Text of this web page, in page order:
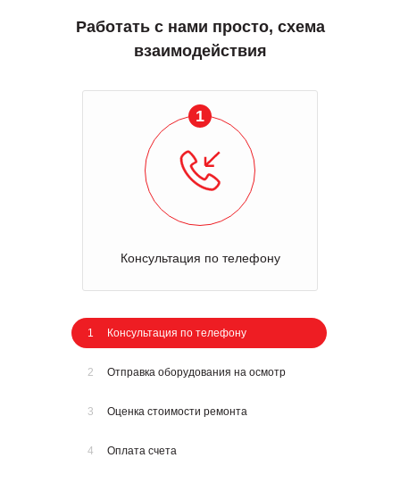
Работать с нами просто, схема
взаимодействия
1
Консультация по телефону
1 Консультация по телефону
2 Отправка оборудования на осмотр
3 Оценка стоимости ремонта
4 Оплата счета